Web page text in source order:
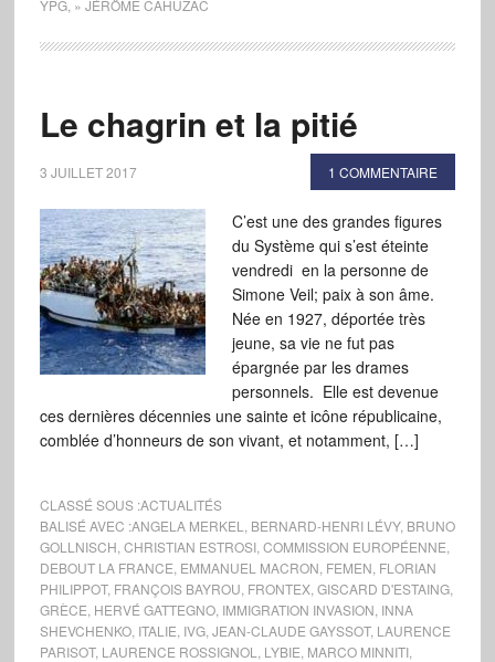
YPG, » JÉRÔME CAHUZAC
Le chagrin et la pitié
3 JUILLET 2017 1 COMMENTAIRE
C’est une des grandes figures
du Système qui s’est éteinte
vendredi en la personne de
Simone Veil; paix à son âme.
Née en 1927, déportée très
jeune, sa vie ne fut pas
épargnée par les drames
personnels. Elle est devenue
ces dernières décennies une sainte et icône républicaine,
comblée d’honneurs de son vivant, et notamment, […]
CLASSÉ SOUS :ACTUALITÉS
BALISÉ AVEC :ANGELA MERKEL BERNARD-HENRI LÉVY, BRUNO
GOLLNISCH CHRISTIAN ESTROSI, COMMISSION EUROPÉENNE
DEBOUT LA FRANCE EMMANUEL MACRON FEMEN FLORIAN
PHILIPPOT, FRANÇOIS BAYROU FRONTEX, GISCARD D'ESTAING,
GRÈCE HERVÉ GATTEGNO, IMMIGRATION INVASION INNA
SHEVCHENKO, ITALIE IVG, JEAN-CLAUDE GAYSSOT, LAURENCE
PARISOT, LAURENCE ROSSIGNOL LYBIE MARCO MINNITI,